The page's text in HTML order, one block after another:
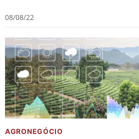
08/08/22
AGRONEGÓCIO